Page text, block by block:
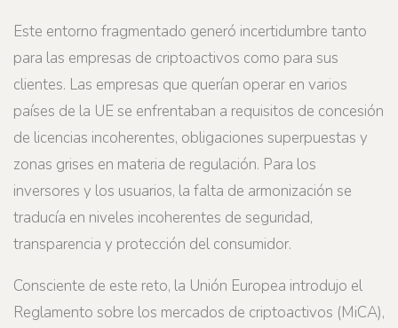
Este entorno fragmentado generó incertidumbre tanto
para las empresas de criptoactivos como para sus
clientes. Las empresas que querían operar en varios
países de la UE se enfrentaban a requisitos de concesión
de licencias incoherentes, obligaciones superpuestas y
zonas grises en materia de regulación. Para los
inversores y los usuarios, la falta de armonización se
traducía en niveles incoherentes de seguridad,
transparencia y protección del consumidor.
Consciente de este reto, la Unión Europea introdujo el
Reglamento sobre los mercados de criptoactivos (MiCA),